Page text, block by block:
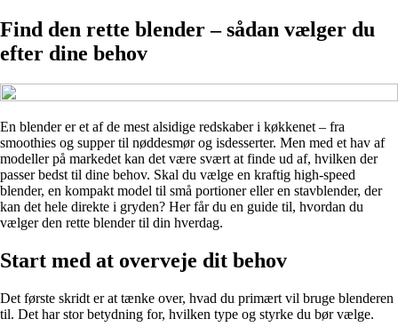
Find den rette blender – sådan vælger du
efter dine behov
En blender er et af de mest alsidige redskaber i køkkenet – fra
smoothies og supper til nøddesmør og isdesserter. Men med et hav af
modeller på markedet kan det være svært at finde ud af, hvilken der
passer bedst til dine behov. Skal du vælge en kraftig high-speed
blender, en kompakt model til små portioner eller en stavblender, der
kan det hele direkte i gryden? Her får du en guide til, hvordan du
vælger den rette blender til din hverdag.
Start med at overveje dit behov
Det første skridt er at tænke over, hvad du primært vil bruge blenderen
til. Det har stor betydning for, hvilken type og styrke du bør vælge.